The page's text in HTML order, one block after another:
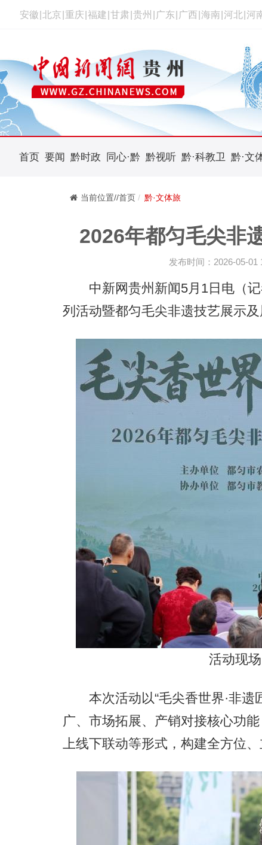
安徽 北京 重庆 福建 甘肃 贵州 广东 广西 海南 河北 河
首页 要闻 黔时政 同心·黔 黔视听 黔·科教卫 黔·文
当前位置//首页 黔·文体旅
2026年都匀毛尖非
发布时间：2026-05-01
中新网贵州新闻5月1日电（记
列活动暨都匀毛尖非遗技艺展示
活动现
本次活动以“毛尖香世界·非遗
广、市场拓展、产销对接核心功
上线下联动等形式，构建全方位